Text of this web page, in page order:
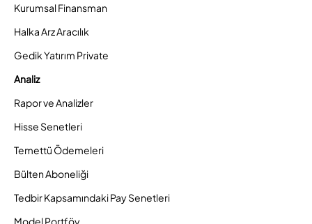
Kurumsal Finansman
Halka Arz Aracılık
Gedik Yatırım Private
Analiz
Rapor ve Analizler
Hisse Senetleri
Temettü Ödemeleri
Bülten Aboneliği
Tedbir Kapsamındaki Pay Senetleri
Model Portföy